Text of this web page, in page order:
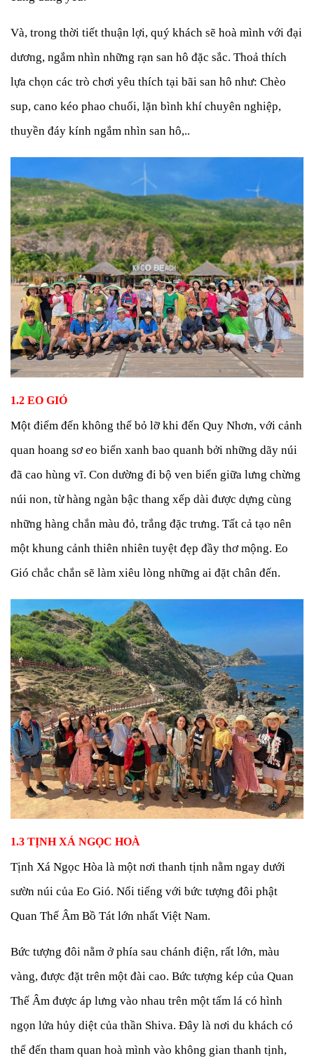
Và, trong thời tiết thuận lợi, quý khách sẽ hoà mình với đại
dương, ngắm nhìn những rạn san hô đặc sắc. Thoả thích
lựa chọn các trò chơi yêu thích tại bãi san hô như: Chèo
sup, cano kéo phao chuối, lặn bình khí chuyên nghiệp,
thuyền đáy kính ngắm nhìn san hô,..
1.2 EO GIÓ
Một điểm đến không thể bỏ lỡ khi đến Quy Nhơn, với cảnh
quan hoang sơ eo biển xanh bao quanh bởi những dãy núi
đã cao hùng vĩ. Con dường đi bộ ven biển giữa lưng chừng
núi non, từ hàng ngàn bậc thang xếp dài được dựng cùng
những hàng chắn màu đỏ, trắng đặc trưng. Tất cả tạo nên
một khung cảnh thiên nhiên tuyệt đẹp đầy thơ mộng. Eo
Gió chắc chắn sẽ làm xiêu lòng những ai đặt chân đến.
1.3 TỊNH XÁ NGỌC HOÀ
Tịnh Xá Ngọc Hòa là một nơi thanh tịnh nằm ngay dưới
sườn núi của Eo Gió. Nổi tiếng với bức tượng đôi phật
Quan Thế Âm Bồ Tát lớn nhất Việt Nam.
Bức tượng đôi nằm ở phía sau chánh điện, rất lớn, màu
vàng, được đặt trên một đài cao. Bức tượng kép của Quan
Thế Âm được áp lưng vào nhau trên một tấm lá có hình
ngọn lửa hủy diệt của thần Shiva. Đây là nơi du khách có
thể đến tham quan hoà mình vào không gian thanh tịnh,